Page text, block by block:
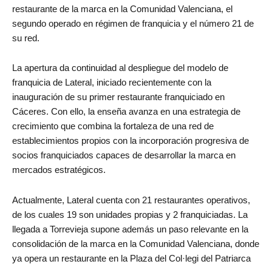
restaurante de la marca en la Comunidad Valenciana, el
segundo operado en régimen de franquicia y el número 21 de
su red.
La apertura da continuidad al despliegue del modelo de
franquicia de Lateral, iniciado recientemente con la
inauguración de su primer restaurante franquiciado en
Cáceres. Con ello, la enseña avanza en una estrategia de
crecimiento que combina la fortaleza de una red de
establecimientos propios con la incorporación progresiva de
socios franquiciados capaces de desarrollar la marca en
mercados estratégicos.
Actualmente, Lateral cuenta con 21 restaurantes operativos,
de los cuales 19 son unidades propias y 2 franquiciadas. La
llegada a Torrevieja supone además un paso relevante en la
consolidación de la marca en la Comunidad Valenciana, donde
ya opera un restaurante en la Plaza del Col·legi del Patriarca